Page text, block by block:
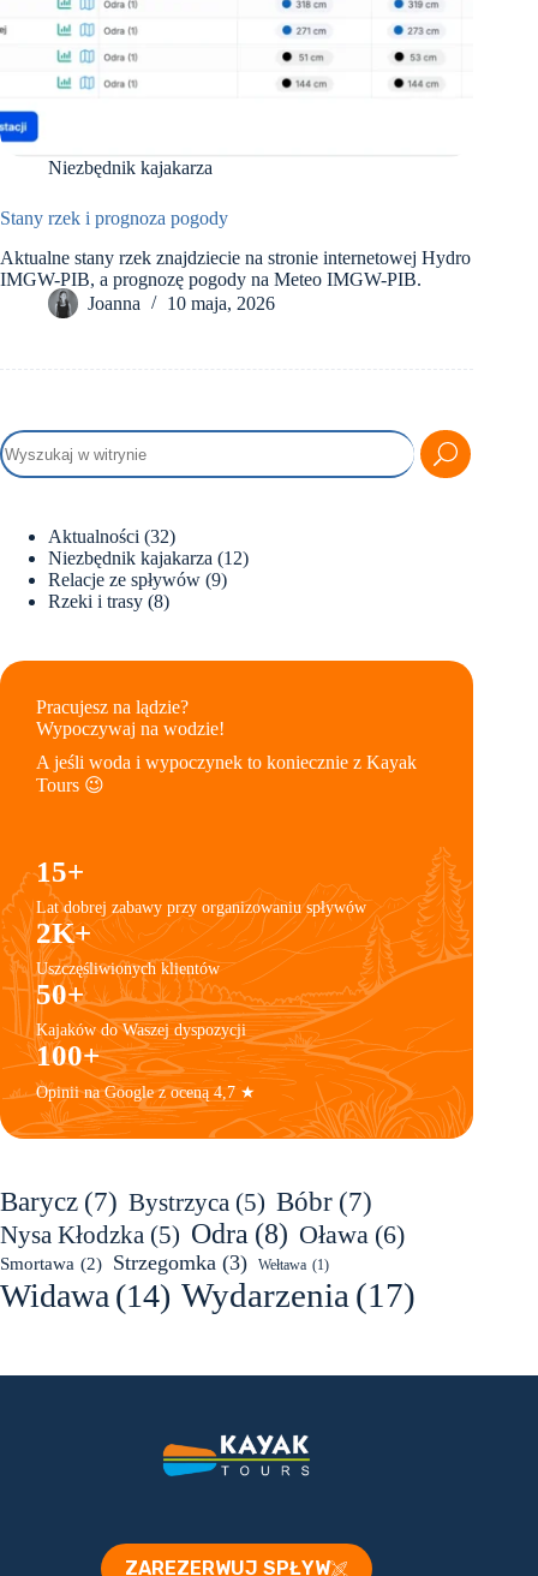
Niezbędnik kajakarza
Stany rzek i prognoza pogody
Aktualne stany rzek znajdziecie na stronie internetowej Hydro
IMGW-PIB, a prognozę pogody na Meteo IMGW-PIB.
Joanna
10 maja, 2026
Aktualności (32)
Niezbędnik kajakarza (12)
Relacje ze spływów (9)
Rzeki i trasy (8)
Pracujesz na lądzie?
Wypoczywaj na wodzie!
A jeśli woda i wypoczynek to koniecznie z Kayak
Tours 😉
15+
Lat dobrej zabawy przy organizowaniu spływów
2K+
Uszczęśliwionych klientów
50+
Kajaków do Waszej dyspozycji
100+
Opinii na Google z oceną 4,7 ★
Barycz (7) Bystrzyca (5) Bóbr (7)
Nysa Kłodzka (5) Odra (8) Oława (6)
Smortawa (2) Strzegomka (3) Wełtawa (1)
Widawa (14) Wydarzenia (17)
ZAREZERWUJ SPŁYW